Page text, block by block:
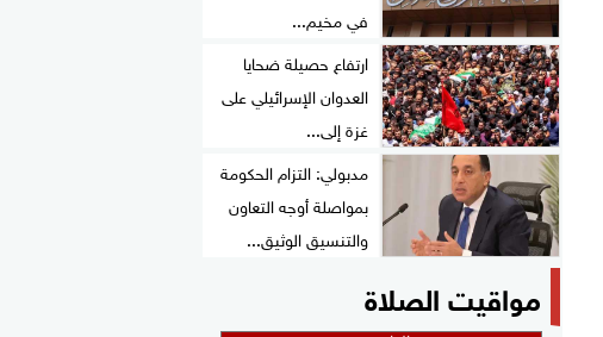
في مخيم...
ارتفاع حصيلة ضحايا
العدوان الإسرائيلي على
غزة إلى...
مدبولي: التزام الحكومة
بمواصلة أوجه التعاون
والتنسيق الوثيق...
مواقيت الصلاة